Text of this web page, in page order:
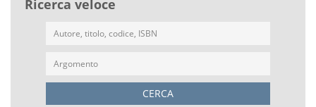
Ricerca veloce
CERCA